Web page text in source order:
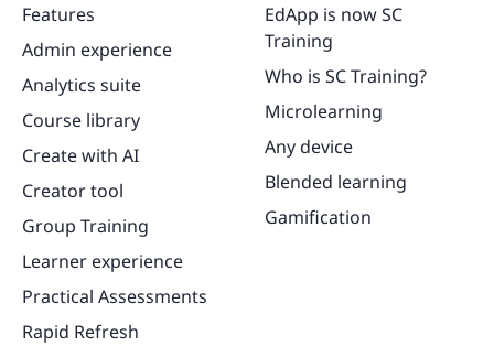
Features
Admin experience
Analytics suite
Course library
Create with AI
Creator tool
Group Training
Learner experience
Practical Assessments
Rapid Refresh
EdApp is now SC
Training
Who is SC Training?
Microlearning
Any device
Blended learning
Gamification